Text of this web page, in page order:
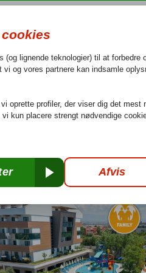
5 på Trustpilot Dansk guideservice
Elite Resort
Ultra All Inclusive-Hotel